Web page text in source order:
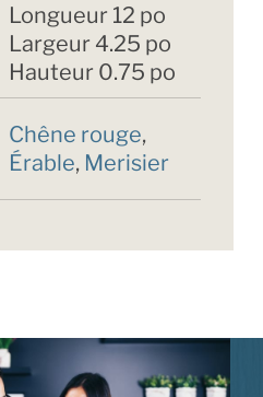
Longueur 12 po
Largeur 4.25 po
Hauteur 0.75 po
Chêne rouge,
Érable, Merisier